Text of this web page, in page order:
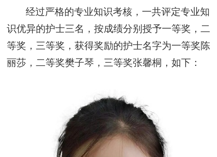
经过严格的专业知识考核，一共评定专业知
识优异的护士三名，按成绩分别授予一等奖，二
等奖，三等奖，获得奖励的护士名字为一等奖陈
丽莎，二等奖樊子琴，三等奖张馨桐，如下：